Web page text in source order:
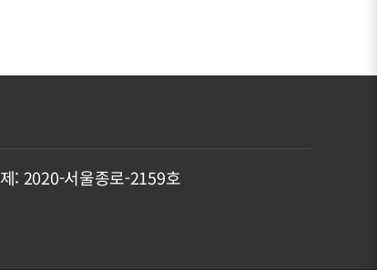
제: 2020-서울종로-2159호